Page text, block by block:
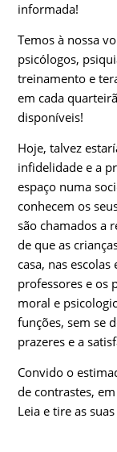
informada!
Temos à nossa
psicólogos,
treinamento e
em cada
disponíveis!
Hoje, talvez
infidelidade e a
espaço numa
conhecem os
são chamados a
de que as
casa, nas
professores e os
moral e
funções, sem se
prazeres e a
Convido o
de contrastes,
Leia e tire as